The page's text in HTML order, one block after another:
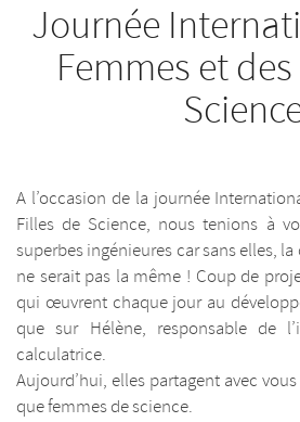
Journée
Femmes et
A l’occasion de la journée
Filles de Science, nous tenions à
superbes ingénieures car sans elles,
ne serait pas la même ! Coup de
qui œuvrent chaque jour au
que sur Hélène, responsable de
calculatrice.
Aujourd’hui, elles partagent avec
que femmes de science.